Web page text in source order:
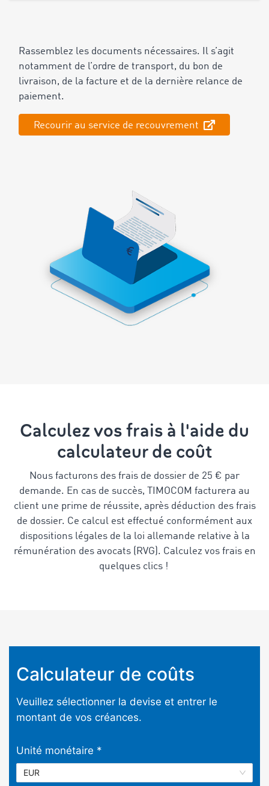
Rassemblez les documents nécessaires. Il s’agit
notamment de l’ordre de transport, du bon de
livraison, de la facture et de la dernière relance de
paiement.
Recourir au service de recouvrement
Calculez vos frais à l'aide du
calculateur de coût
Nous facturons des frais de dossier de 25 € par
demande. En cas de succès, TIMOCOM facturera au
client une prime de réussite, après déduction des frais
de dossier. Ce calcul est effectué conformément aux
dispositions légales de la loi allemande relative à la
rémunération des avocats (RVG). Calculez vos frais en
quelques clics !